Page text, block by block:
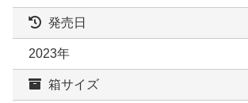
発売日
2023年
箱サイズ